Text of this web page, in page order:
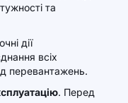
та
дії
всіх
перевантажень.
. Перед